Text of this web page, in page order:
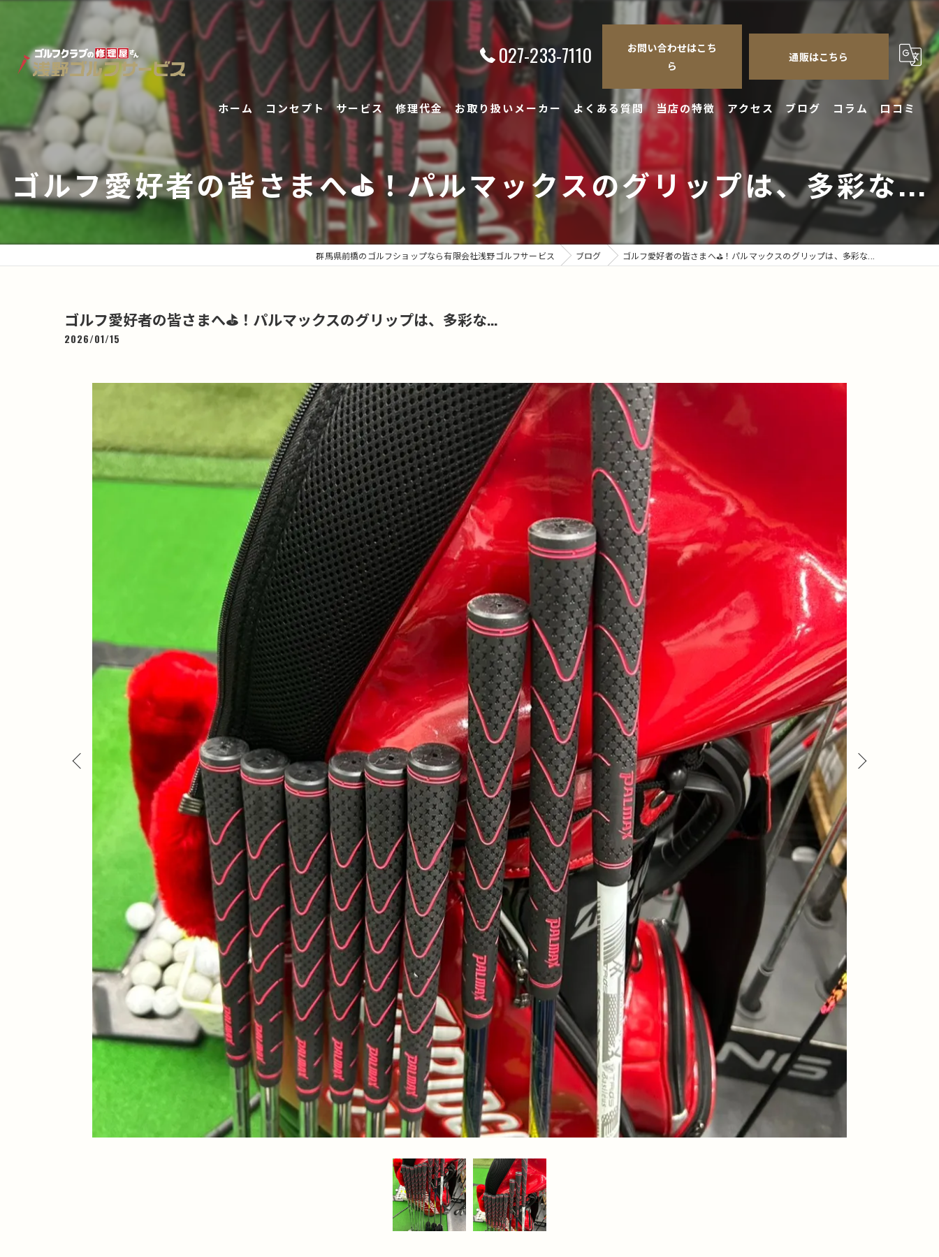
027-233-7110
お問い合わせはこち
ら
通販はこちら
ホーム コンセプト サービス 修理代金 お取り扱いメーカー よくある質問 当店の特徴
クラブ
シャフト
チューンナップ
アクセス ブログ コラム 口コミ
ゴルフ愛好者の皆さまへ⛳️！パルマックスのグリップは、多彩な...
群馬県前橋のゴルフショップなら有限会社浅野ゴルフサービス ブログ ゴルフ愛好者の皆さまへ⛳️！パルマックスのグリップは、多彩な...
ゴルフ愛好者の皆さまへ⛳️！パルマックスのグリップは、多彩な...
2026/01/15